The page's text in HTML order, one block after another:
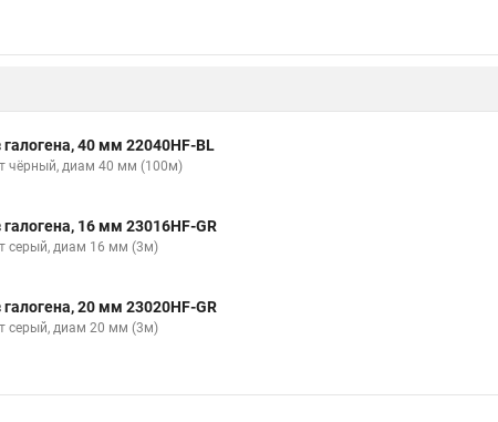
40 мм 22040HF-BL
чёрный, диам 40 мм (100м)
16 мм 23016HF-GR
серый, диам 16 мм (3м)
20 мм 23020HF-GR
серый, диам 20 мм (3м)